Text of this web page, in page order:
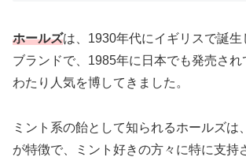
ホールズは、1930年代にイギリスで誕生
ブランドで、1985年に日本でも発売され
わたり人気を博してきました。
ミント系の飴として知られるホールズは
が特徴で、ミント好きの方々に特に支持